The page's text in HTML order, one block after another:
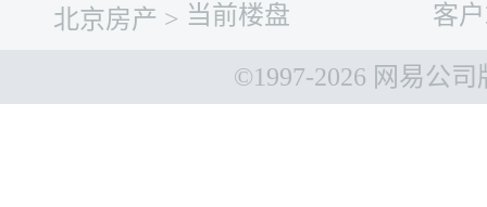
北京房产 > 当前楼盘 客
©1997-2026 网易公